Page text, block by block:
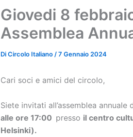
Giovedi 8
Assemblea
DiCircolo Italiano /7 Gennaio 2024
Cari soci e amici del circolo,
Siete invitati all’assemblea
alle ore 17:00 presso il centro
Helsinki).